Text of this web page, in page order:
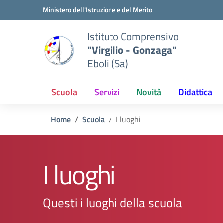
Vai ai contenuti
Vai al menu di navigazioneMinistero dell'Istruzione e del Merito
Istituto Comprensivo
"Virgilio - Gonzaga"
Eboli (Sa)
Scuola Servizi Novità Didattica
Home Scuola I luoghi
I luoghi
Questi i luoghi della scuola